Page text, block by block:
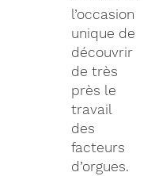
l’occasion
unique de
découvrir
de très
près le
travail
des
facteurs
d’orgues.